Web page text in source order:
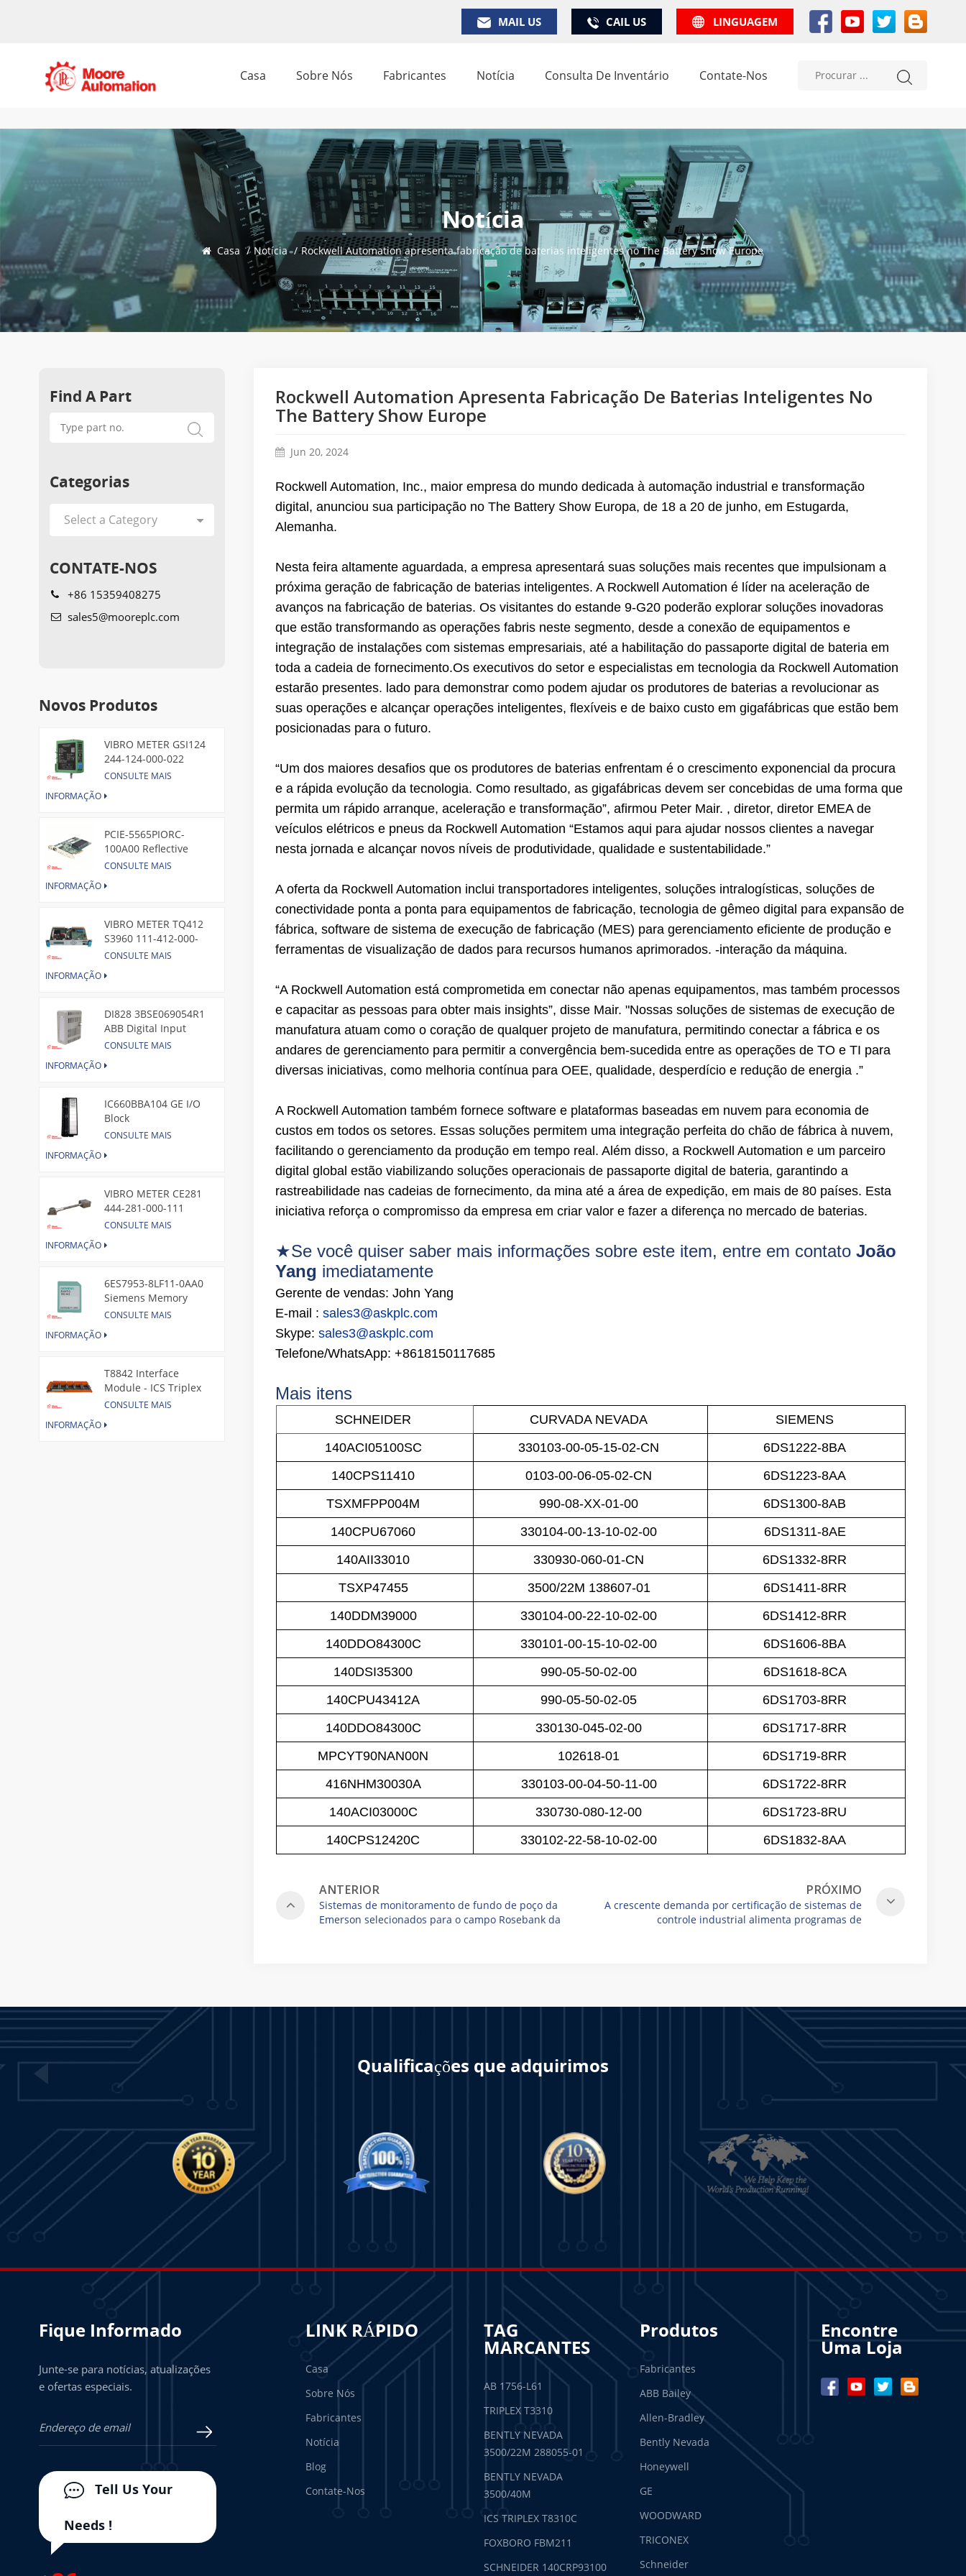
MAIL US CAIL US LINGUAGEM
Casa Sobre Nós Fabricantes Notícia Consulta De Inventário Contate-Nos
Notícia
Casa / Notícia / Rockwell Automation apresenta fabricação de baterias inteligentes no The Battery Show Europe
Rockwell Automation Apresenta Fabricação De Baterias Inteligentes No
The Battery Show Europe
Jun 20, 2024
Rockwell Automation, Inc., maior empresa do mundo dedicada à automação industrial e transformação
digital, anunciou sua participação noThe Battery Show Europa, de 18 a 20 de junho, em Estugarda,
Alemanha.
Nesta feira altamente aguardada, a empresa apresentará suas soluções mais recentes que impulsionam a
próxima geração de fabricação de baterias inteligentes. A Rockwell Automation é líder na aceleração de
avanços na fabricação de baterias. Os visitantes do estande 9-G20 poderão explorar soluções inovadoras
que estão transformando as operações fabris neste segmento, desde a conexão de equipamentos e
integração de instalações com sistemas empresariais, até a habilitação do passaporte digital de bateria em
toda a cadeia de fornecimento.Os executivos do setor e especialistas em tecnologia da Rockwell Automation
estarão presentes. lado para demonstrar como podem ajudar os produtores de baterias a revolucionar as
suas operações e alcançar operações inteligentes, flexíveis e de baixo custo em gigafábricas que estão bem
posicionadas para o futuro.
“Um dos maiores desafios que os produtores de baterias enfrentam é o crescimento exponencial da procura
e a rápida evolução da tecnologia. Como resultado, as gigafábricas devem ser concebidas de uma forma que
permita um rápido arranque, aceleração e transformação”, afirmou Peter Mair. , diretor, diretor EMEA de
veículos elétricos e pneus da Rockwell Automation “Estamos aqui para ajudar nossos clientes a navegar
nesta jornada e alcançar novos níveis de produtividade, qualidade e sustentabilidade.”
A oferta da Rockwell Automation inclui transportadores inteligentes, soluções intralogísticas, soluções de
conectividade ponta a ponta para equipamentos de fabricação, tecnologia de gêmeo digital para expansão de
fábrica, software de sistema de execução de fabricação (MES) para gerenciamento eficiente de produção e
ferramentas de visualização de dados para recursos humanos aprimorados. -interação da máquina.
“A Rockwell Automation está comprometida em conectar não apenas equipamentos, mas também processos
e capacitar as pessoas para obter mais insights”, disse Mair. "Nossas soluções de sistemas de execução de
manufatura atuam como o coração de qualquer projeto de manufatura, permitindo conectar a fábrica e os
andares de gerenciamento para permitir a convergência bem-sucedida entre as operações de TO e TI para
diversas iniciativas, como melhoria contínua para OEE, qualidade, desperdício e redução de energia .”
A Rockwell Automation também fornece software e plataformas baseadas em nuvem para economia de
custos em todos os setores. Essas soluções permitem uma integração perfeita do chão de fábrica à nuvem,
facilitando o gerenciamento da produção em tempo real. Além disso, a Rockwell Automation e um parceiro
digital global estão viabilizando soluções operacionais de passaporte digital de bateria, garantindo a
rastreabilidade nas cadeias de fornecimento, da mina até a área de expedição, em mais de 80 países. Esta
iniciativa reforça o compromisso da empresa em criar valor e fazer a diferença no mercado de baterias.
★Se você quiser saber mais informações sobre este item, entre em contatoJoão
Yang imediatamente
Gerente de vendas: John Yang
E-mail : sales3@askplc.com
Skype:sales3@askplc.com
Telefone/WhatsApp:+8618150117685
Mais itens
SCHNEIDER CURVADA NEVADA
SIEMENS
140ACI05100SC
330103-00-05-15-02-CN
6DS1222-8BA
140CPS11410
0103-00-06-05-02-CN
6DS1223-8AA
TSXMFPP004M
990-08-XX-01-00
6DS1300-8AB
140CPU67060
330104-00-13-10-02-00
6DS1311-8AE
140AII33010
330930-060-01-CN
6DS1332-8RR
TSXP47455
3500/22M 138607-01
6DS1411-8RR
140DDM39000
330104-00-22-10-02-00
6DS1412-8RR
140DDO84300C
330101-00-15-10-02-00
6DS1606-8BA
140DSI35300
990-05-50-02-00
6DS1618-8CA
140CPU43412A
990-05-50-02-05
6DS1703-8RR
140DDO84300C
330130-045-02-00
6DS1717-8RR
MPCYT90NAN00N
102618-01
6DS1719-8RR
416NHM30030A
330103-00-04-50-11-00
6DS1722-8RR
140ACI03000C
330730-080-12-00
6DS1723-8RU
140CPS12420C
330102-22-58-10-02-00 6DS1832-8AA
ANTERIOR
Sistemas de monitoramento de fundo de poço da
Emerson selecionados para o campo Rosebank da
PRÓXIMO
A crescente demanda por certificação de sistemas de
controle industrial alimenta programas de
Find A Part
Categorias
CONTATE-NOS
+86 15359408275
sales5@mooreplc.com
Novos Produtos
VIBRO METER GSI124
244-124-000-022
Piezoelectric Pressure
CONSULTE MAIS
INFORMAÇÃO
PCIE-5565PIORC-
100A00 Reflective
Memory PCI Express
CONSULTE MAIS
INFORMAÇÃO
VIBRO METER TQ412
S3960 111-412-000-
013 Reverse Mount
CONSULTE MAIS
INFORMAÇÃO
DI828 3BSE069054R1
ABB Digital Input
Module
CONSULTE MAIS
INFORMAÇÃO
IC660BBA104 GE I/O
Block
CONSULTE MAIS
INFORMAÇÃO
VIBRO METER CE281
444-281-000-111
Piezoelectric Pressure
CONSULTE MAIS
INFORMAÇÃO
6ES7953-8LF11-0AA0
Siemens Memory
Card
CONSULTE MAIS
INFORMAÇÃO
T8842 Interface
Module - ICS Triplex
CONSULTE MAIS
INFORMAÇÃO
Qualificações que adquirimos
Fique Informado
Junte-se para notícias, atualizações
e ofertas especiais.
Tell Us Your
Needs !
LINK RÁPIDO
Casa
Sobre Nós
Fabricantes
Notícia
Blog
Contate-Nos
TAG
MARCANTES
AB 1756-L61
TRIPLEX T3310
BENTLY NEVADA
3500/22M 288055-01
BENTLY NEVADA
3500/40M
ICS TRIPLEX T8310C
FOXBORO FBM211
SCHNEIDER 140CRP93100
Produtos
Fabricantes
ABB Bailey
Allen-Bradley
Bently Nevada
Honeywell
GE
WOODWARD
TRICONEX
Schneider
Encontre
Uma Loja